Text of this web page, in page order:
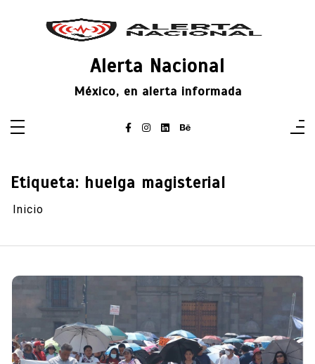
Alerta Nacional
México, en alerta informada
Etiqueta: huelga magisterial
Inicio